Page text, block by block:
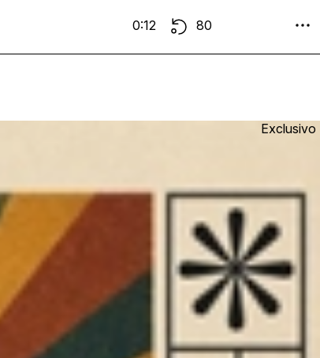
0:12 80
Exclusivo